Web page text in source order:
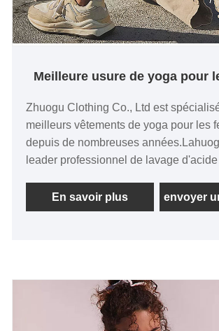
Meilleure usure de yoga pour
Zhuogu Clothing Co., Ltd est
meilleurs vêtements de yoga pour les
depuis de nombreuses
leader professionnel de lavage
scientifique et raisonnable, nous
approfondir la réforme, la qualité de
vie, la vie à la vie, le mécanisme de la
mécanisme de la vie, la vie, le
la vie en matière de vie, de la vie, de la
En savoir plus envoyer